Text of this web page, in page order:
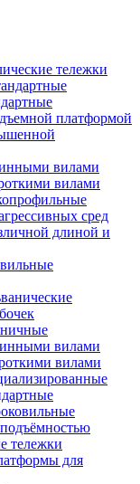
тележки
платформой
вилами
вилами
сред
длиной и
вилами
вилами
тележки